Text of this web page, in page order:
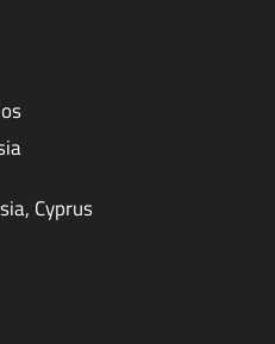
Cyprus